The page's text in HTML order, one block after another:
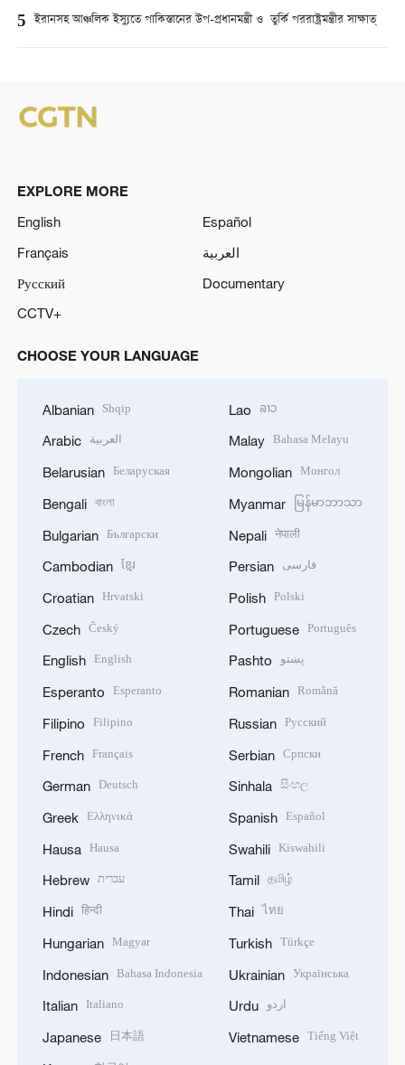
5 ইরানসহ আঞ্চলিক ইস্যুতে পাকিস্তানের উপ-প্রধানমন্ত্রী ও তুর্কি পররাষ্ট্রমন্ত্রীর সাক্ষাত্
EXPLORE MORE
English
Español
Français
العربية
Русский
Documentary
CCTV+
CHOOSE YOUR LANGUAGE
Albanian Shqip
Arabic العربية
Belarusian Беларуская
Bengali বাংলা
Bulgarian Български
Cambodian ខ្មែរ
Croatian Hrvatski
Czech Český
English English
Esperanto Esperanto
Filipino Filipino
French Français
German Deutsch
Greek Ελληνικά
Hausa Hausa
Hebrew עברית
Hindi हिन्दी
Hungarian Magyar
Indonesian Bahasa Indonesia
Italian Italiano
Japanese 日本語
Lao ລາວ
Malay Bahasa Melayu
Mongolian Монгол
Myanmar မြန်မာဘာသာ
Nepali नेपाली
Persian فارسی
Polish Polski
Portuguese Português
Pashto پښتو
Romanian Română
Russian Русский
Serbian Српски
Sinhala සිංහල
Spanish Español
Swahili Kiswahili
Tamil தமிழ்
Thai ไทย
Turkish Türkçe
Ukrainian Українська
Urdu اردو
Vietnamese Tiếng Việt